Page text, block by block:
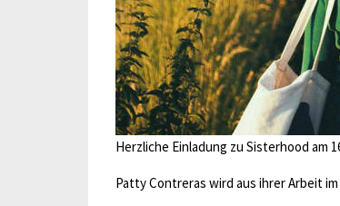
Herzliche Einladung zu Sisterhood am
Patty Contreras wird aus ihrer Arbeit